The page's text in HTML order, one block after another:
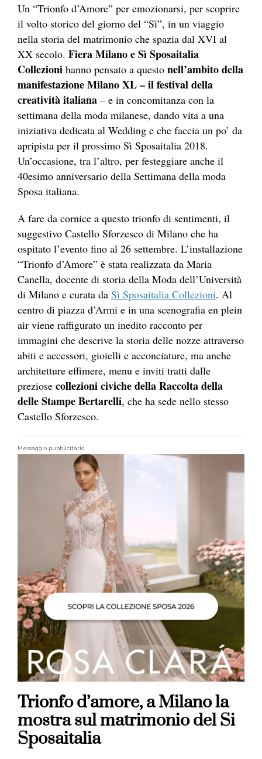
Un “Trionfo d’Amore” per emozionarsi, per scoprire
il volto storico del giorno del “Sì”, in un viaggio
nella storia del matrimonio che spazia dal XVI al
XX secolo. Fiera Milano e Sì Sposaitalia
Collezioni hanno pensato a questo nell’ambito della
manifestazione Milano XL – il festival della
creatività italiana – e in concomitanza con la
settimana della moda milanese, dando vita a una
iniziativa dedicata al Wedding e che faccia un po’ da
apripista per il prossimo Sì Sposaitalia 2018.
Un’occasione, tra l’altro, per festeggiare anche il
40esimo anniversario della Settimana della moda
Sposa italiana.
A fare da cornice a questo trionfo di sentimenti, il
suggestivo Castello Sforzesco di Milano che ha
ospitato l’evento fino al 26 settembre. L’installazione
“Trionfo d’Amore” è stata realizzata da Maria
Canella, docente di storia della Moda dell’Università
di Milano e curata da Sì Sposaitalia Collezioni. Al
centro di piazza d’Armi e in una scenografia en plein
air viene raffigurato un inedito racconto per
immagini che descrive la storia delle nozze attraverso
abiti e accessori, gioielli e acconciature, ma anche
architetture effimere, menu e inviti tratti dalle
preziose collezioni civiche della Raccolta della
delle Stampe Bertarelli, che ha sede nello stesso
Castello Sforzesco.
Messaggio pubblicitario
Trionfo d’amore, a Milano la
mostra sul matrimonio del Si
Sposaitalia